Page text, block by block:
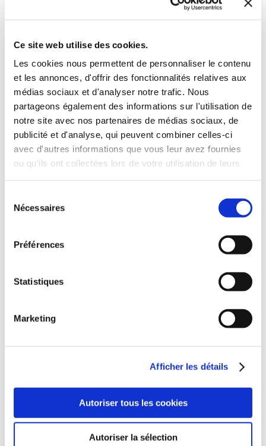
Ce site web utilise des cookies.
Les cookies nous permettent de personnaliser le contenu
et les annonces, d'offrir des fonctionnalités relatives aux
médias sociaux et d'analyser notre trafic. Nous
partageons également des informations sur l'utilisation de
notre site avec nos partenaires de médias sociaux, de
publicité et d'analyse, qui peuvent combiner celles-ci
avec d'autres informations que vous leur avez fournies
ou qu'ils ont collectées lors de votre utilisation de leurs
Nécessaires
Préférences
Statistiques
Marketing
Afficher les détails
Autoriser tous les cookies
Autoriser la sélection
DE LOIN, AU BORD
Poésies
(0 avis)
TRA I SILENZI